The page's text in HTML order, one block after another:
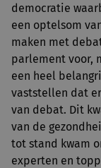
democratie
een optelsom
maken met
parlement voor,
een heel
vaststellen dat
van debat. Dit
van de
tot stand kwam
experten en